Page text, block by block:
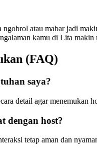
atau mabar jadi
kamu di Lita makin
(FAQ)
saya?
detail agar menemukan
dengan host?
tetap aman dan